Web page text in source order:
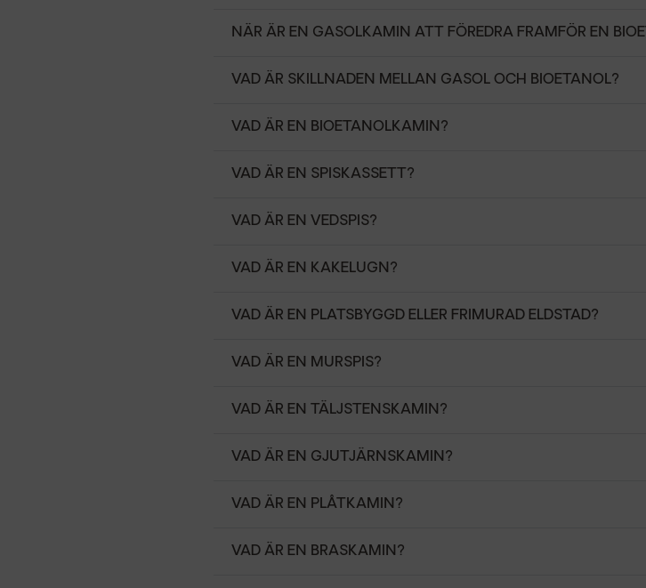
NÄR ÄR EN GASOLKAMIN ATT FÖREDRA FRAMFÖR EN
VAD ÄR SKILLNADEN MELLAN GASOL OCH BIOETANOL?
VAD ÄR EN BIOETANOLKAMIN?
VAD ÄR EN SPISKASSETT?
VAD ÄR EN VEDSPIS?
VAD ÄR EN KAKELUGN?
VAD ÄR EN PLATSBYGGD ELLER FRIMURAD ELDSTAD?
VAD ÄR EN MURSPIS?
VAD ÄR EN TÄLJSTENSKAMIN?
VAD ÄR EN GJUTJÄRNSKAMIN?
VAD ÄR EN PLÅTKAMIN?
VAD ÄR EN BRASKAMIN?